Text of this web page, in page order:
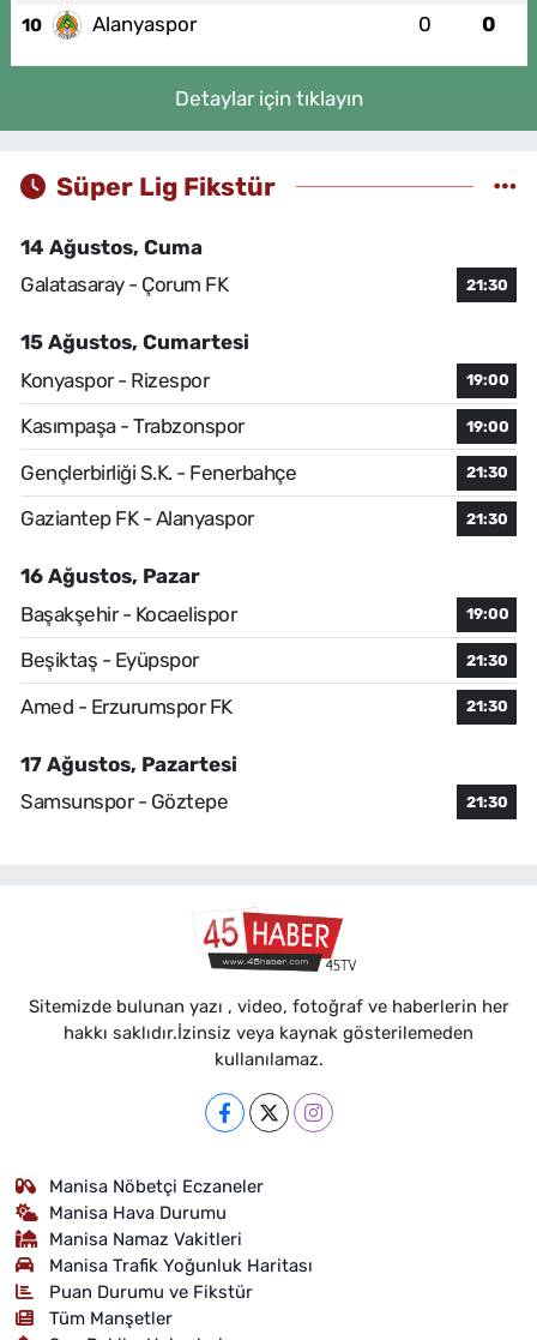
10 Alanyaspor 0 0
Detaylar için tıklayın
Süper Lig Fikstür
14 Ağustos, Cuma
Galatasaray - Çorum FK
21:30
15 Ağustos, Cumartesi
Konyaspor - Rizespor
19:00
Kasımpaşa - Trabzonspor 19:00
Gençlerbirliği S.K. - Fenerbahçe 21:30
Gaziantep FK - Alanyaspor 21:30
16 Ağustos, Pazar
Başakşehir - Kocaelispor
19:00
Beşiktaş - Eyüpspor 21:30
Amed - Erzurumspor FK 21:30
17 Ağustos, Pazartesi
Samsunspor - Göztepe
21:30
Sitemizde bulunan yazı , video, fotoğraf ve haberlerin her
hakkı saklıdır.İzinsiz veya kaynak gösterilemeden
kullanılamaz.
Manisa Nöbetçi Eczaneler
Manisa Hava Durumu
Manisa Namaz Vakitleri
Manisa Trafik Yoğunluk Haritası
Puan Durumu ve Fikstür
Tüm Manşetler